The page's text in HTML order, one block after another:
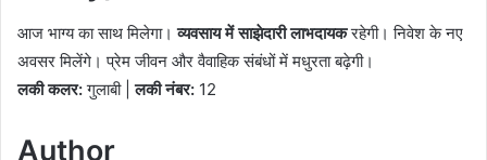
आज भाग्य का साथ मिलेगा।व्यवसाय में साझेदारी लाभदायकरहेगी। निवेश के नए
अवसर मिलेंगे। प्रेम जीवन और वैवाहिक संबंधों में मधुरता बढ़ेगी।
लकी कलर:गुलाबी |लकी नंबर: 12
Author